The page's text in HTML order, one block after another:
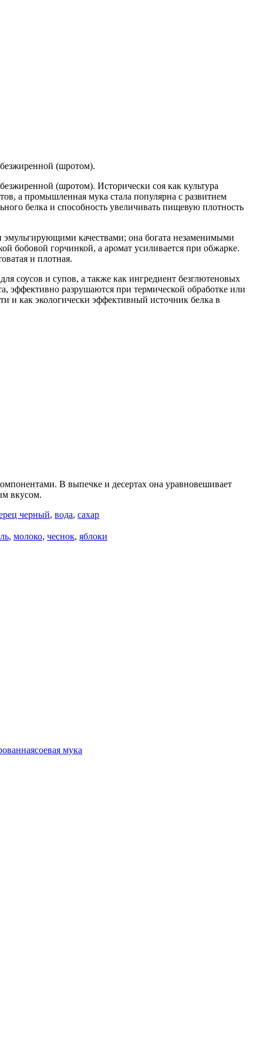
(шротом).
(шротом). Исторически соя как культура
а промышленная мука стала популярна с развитием
белка и способность увеличивать пищевую плотность
качествами; она богата незаменимыми
бобовой горчинкой, а аромат усиливается при обжарке.
и плотная.
соусов и супов, а также как ингредиент безглютеновых
эффективно разрушаются при термической обработке или
и как экологически эффективный источник белка в
В выпечке и десертах она уравновешивает
вкусом.
черный, вода, сахар
, молоко, чеснок, яблоки
соевая мука